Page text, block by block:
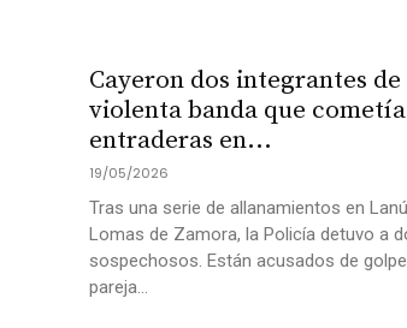
Cayeron dos integrantes de
violenta banda que cometía
entraderas en...
19/05/2026
Tras una serie de allanamientos en
Lomas de Zamora, la Policía detuvo a
sospechosos. Están acusados de
pareja...